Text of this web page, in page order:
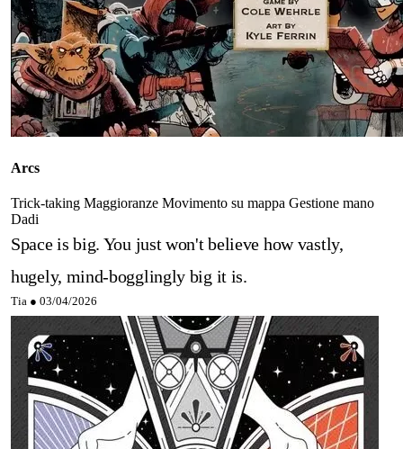
Arcs
Trick-taking Maggioranze Movimento su mappa Gestione mano
Dadi
Space is big. You just won't believe how vastly,
hugely, mind-bogglingly big it is.
Tia ● 03/04/2026